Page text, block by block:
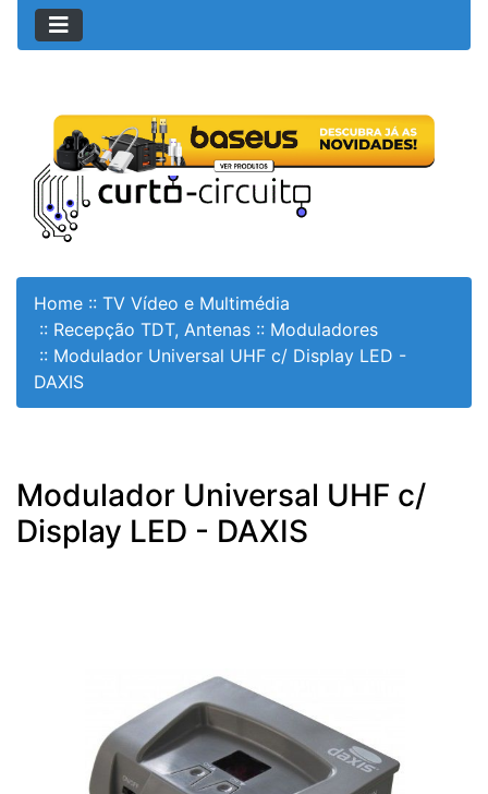
Home :: TV Vídeo e Multimédia
:: Recepção TDT, Antenas :: Moduladores
:: Modulador Universal UHF c/ Display LED -
DAXIS
Modulador Universal UHF c/
Display LED - DAXIS